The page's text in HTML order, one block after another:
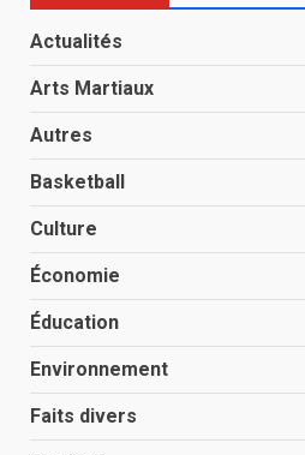
Actualités
Arts Martiaux
Autres
Basketball
Culture
Économie
Éducation
Environnement
Faits divers